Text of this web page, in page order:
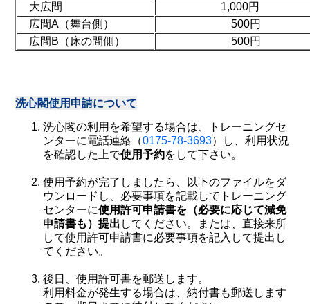
大広間
1,000円
広間A（舞台側）
500円
広間B（床の間側）
500円
洗心閣使用申請について
洗心閣の利用を希望する場合は、トレーニングセ
ンターに電話連絡（0175-78-3693）し、利用状況
を確認した上で使用予約をして下さい。
使用予約が完了しましたら、以下のファイルをダ
ウンロードし、必要事項を記載してトレーニング
センターに使用許可申請書を（必要に応じて減免
申請書も）提出 してください。または、直接来所
して使用許可申請書に必要事項を記入して提出し
てください。
後日、使用許可書を郵送します。
利用料金が発生する場合は、納付書も郵送します